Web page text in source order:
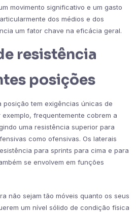
movimento significativo e um gasto
dos médios e dos
um fator chave na eficácia geral.
resistência
posições
tem exigências únicas de
frequentemente cobrem a
uma resistência superior para
como ofensivas. Os laterais
para sprints para cima e para
se envolvem em funções
não sejam tão móveis quanto os seus
um nível sólido de condição física